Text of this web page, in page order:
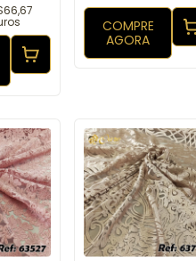
COMPRE
AGORA